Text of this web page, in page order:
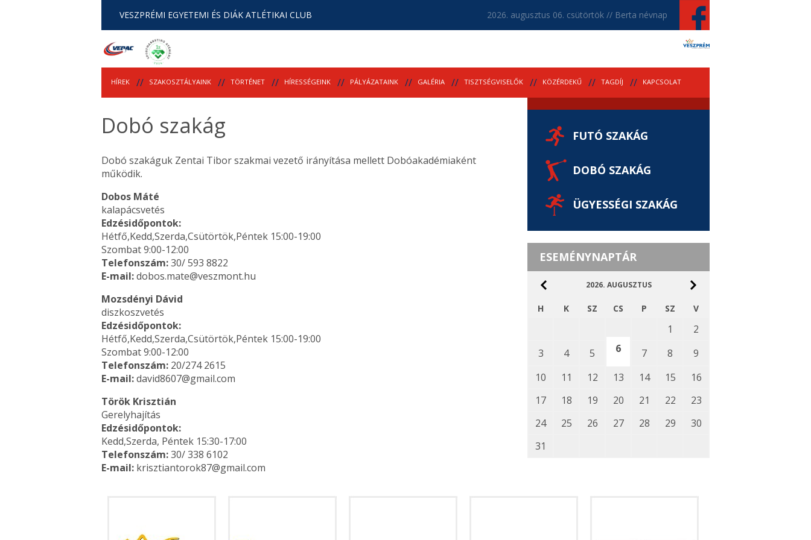
VESZPRÉMI EGYETEMI ÉS DIÁK ATLÉTIKAI CLUB 2026. augusztus 06. csütörtök // Berta névnap
HÍREK SZAKOSZTÁLYAINK TÖRTÉNET HÍRESSÉGEINK PÁLYÁZATAINK GALÉRIA TISZTSÉGVISELŐK KÖZÉRDEKŰ TAGDÍJ KAPCSOLAT
Dobó szakág
Dobó szakáguk Zentai Tibor szakmai vezető irányítása mellett Dobóakadémiaként
működik.
Dobos Máté
kalapácsvetés
Edzésidőpontok:
Hétfő,Kedd,Szerda,Csütörtök,Péntek 15:00-19:00
Szombat 9:00-12:00
Telefonszám:30/ 593 8822
E-mail:dobos.mate@veszmont.hu
Mozsdényi Dávid
diszkoszvetés
Edzésidőpontok:
Hétfő,Kedd,Szerda,Csütörtök,Péntek 15:00-19:00
Szombat 9:00-12:00
Telefonszám: 20/274 2615
E-mail:david8607@gmail.com
Török Krisztián
Gerelyhajítás
Edzésidőpontok:
Kedd,Szerda, Péntek 15:30-17:00
Telefonszám:30/ 338 6102
E-mail: krisztiantorok87@gmail.com
FUTÓ SZAKÁG
DOBÓ SZAKÁG
ÜGYESSÉGI SZAKÁG
ESEMÉNYNAPTÁR
2026. AUGUSZTUS
H K SZ CS P SZ V
1
2
3
4 5 6 7 8
9
10
11 12 13 14 15
16
17
18 19 20 21 22
23
24
25 26 27 28 29
30
31